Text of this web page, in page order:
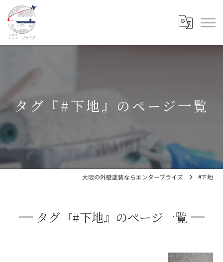
タグ『#下地』のページ一覧
大阪の外壁塗装ならエンタープライズ #下地
タグ『#下地』のページ一覧